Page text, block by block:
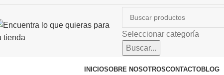
Seleccionar categoría
Buscar...
INICIOSOBRE NOSOTROSCONTACTOBLOG